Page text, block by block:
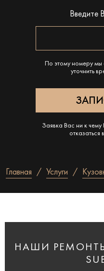
Введите
По этому номеру мы
уточнить
Заявка Вас ни к
Главная Услуги
НАШИ